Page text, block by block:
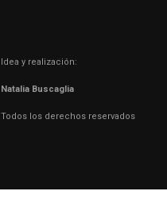
Idea y realización:
Natalia Buscaglia
Todos los derechos reservados